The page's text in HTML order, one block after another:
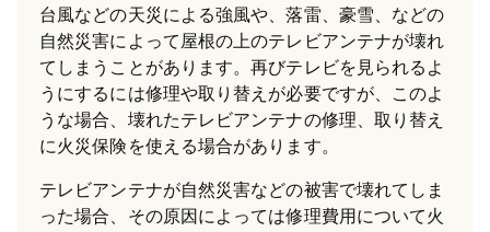
台風などの天災による強風や、落雷、豪雪、などの
自然災害によって屋根の上のテレビアンテナが壊れ
てしまうことがあります。再びテレビを見られるよ
うにするには修理や取り替えが必要ですが、このよ
うな場合、壊れたテレビアンテナの修理、取り替え
に火災保険を使える場合があります。
テレビアンテナが自然災害などの被害で壊れてしま
った場合、その原因によっては修理費用について火